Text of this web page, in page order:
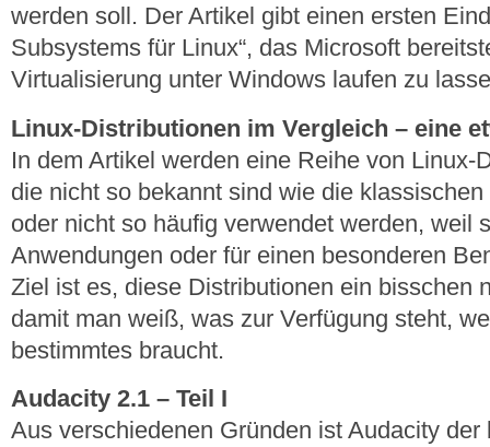
werden soll. Der Artikel gibt einen ersten
Subsystems für Linux“, das Microsoft
Virtualisierung unter Windows laufen zu
Linux-Distributionen im Vergleich – eine
In dem Artikel werden eine Reihe von Linux-
die nicht so bekannt sind wie die klassischen
oder nicht so häufig verwendet werden, weil
Anwendungen oder für einen besonderen
Ziel ist es, diese Distributionen ein bisschen
damit man weiß, was zur Verfügung steht,
bestimmtes braucht.
Audacity 2.1 – Teil I
Aus verschiedenen Gründen ist Audacity